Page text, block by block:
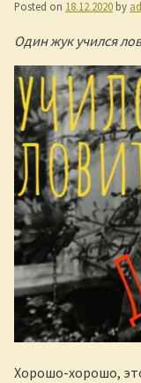
Posted on 18.12.2020 by
Один жук учился
Хорошо-хорошо,